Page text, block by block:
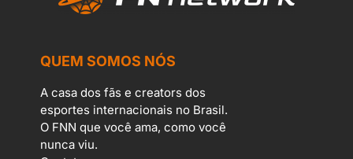
QUEM SOMOS NÓS
A casa dos fãs e creators dos
esportes internacionais no Brasil.
O FNN que você ama, como você
nunca viu.